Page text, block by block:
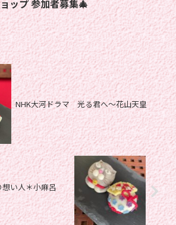
ョップ 参加者募集🎄
NHK大河ドラマ 光る君へ〜花山天皇
い人＊小麻呂